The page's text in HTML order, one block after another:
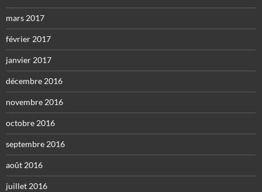
mars 2017
février 2017
janvier 2017
décembre 2016
novembre 2016
octobre 2016
septembre 2016
août 2016
juillet 2016